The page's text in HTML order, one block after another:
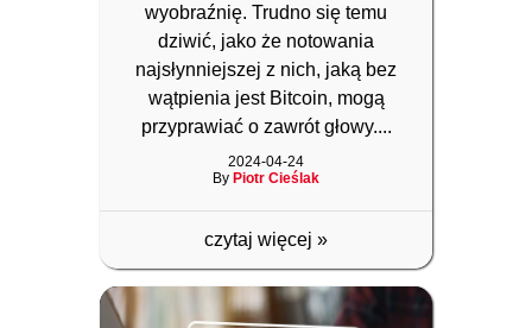
wyobraźnię. Trudno się temu
dziwić, jako że notowania
najsłynniejszej z nich, jaką bez
wątpienia jest Bitcoin, mogą
przyprawiać o zawrót głowy....
2024-04-24
By Piotr Cieślak
czytaj więcej »